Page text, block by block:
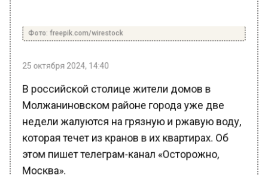
Молжаниновском районе города уже две
недели жалуются на грязную и ржавую воду,
которая течет из кранов в их квартирах. Об
этом пишет телеграм-канал «Осторожно,
Москва».